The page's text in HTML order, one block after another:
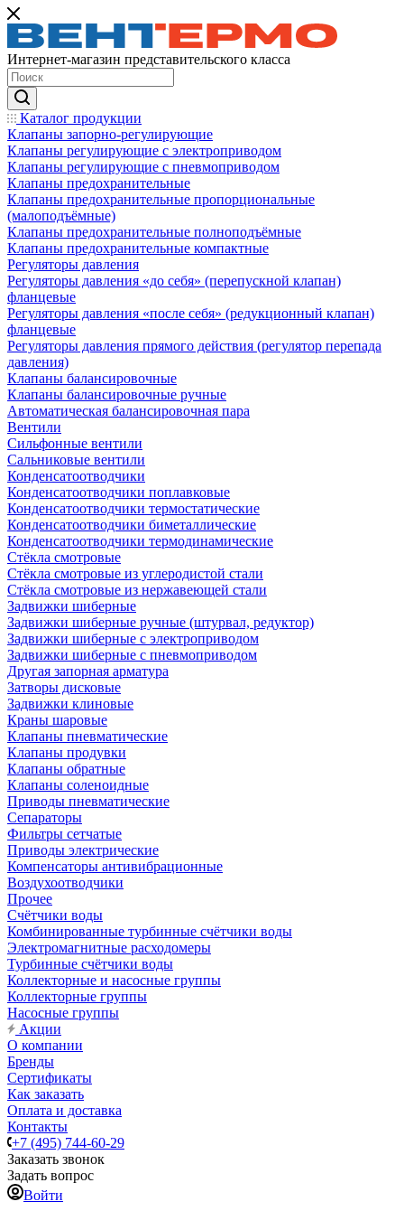
Интернет-магазин представительского класса
Каталог продукции
Клапаны запорно-регулирующие
Клапаны регулирующие с электроприводом
Клапаны регулирующие с пневмоприводом
Клапаны предохранительные
Клапаны предохранительные пропорциональные
(малоподъёмные)
Клапаны предохранительные полноподъёмные
Клапаны предохранительные компактные
Регуляторы давления
Регуляторы давления «до себя» (перепускной клапан)
фланцевые
Регуляторы давления «после себя» (редукционный клапан)
фланцевые
Регуляторы давления прямого действия (регулятор перепада
давления)
Клапаны балансировочные
Клапаны балансировочные ручные
Автоматическая балансировочная пара
Вентили
Сильфонные вентили
Сальниковые вентили
Конденсатоотводчики
Конденсатоотводчики поплавковые
Конденсатоотводчики термостатические
Конденсатоотводчики биметаллические
Конденсатоотводчики термодинамические
Стёкла смотровые
Стёкла смотровые из углеродистой стали
Стёкла смотровые из нержавеющей стали
Задвижки шиберные
Задвижки шиберные ручные (штурвал, редуктор)
Задвижки шиберные с электроприводом
Задвижки шиберные с пневмоприводом
Другая запорная арматура
Затворы дисковые
Задвижки клиновые
Краны шаровые
Клапаны пневматические
Клапаны продувки
Клапаны обратные
Клапаны соленоидные
Приводы пневматические
Сепараторы
Фильтры сетчатые
Приводы электрические
Компенсаторы антивибрационные
Воздухоотводчики
Прочее
Счётчики воды
Комбинированные турбинные счётчики воды
Электромагнитные расходомеры
Турбинные счётчики воды
Коллекторные и насосные группы
Коллекторные группы
Насосные группы
Акции
О компании
Бренды
Сертификаты
Как заказать
Оплата и доставка
Контакты
+7 (495) 744-60-29
Заказать звонок
Задать вопрос
Войти